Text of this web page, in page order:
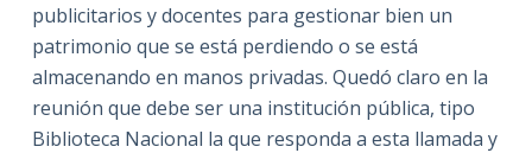
publicitarios y docentes para gestionar bien un
patrimonio que se está perdiendo o se está
almacenando en manos privadas. Quedó claro en la
reunión que debe ser una institución pública, tipo
Biblioteca Nacional la que responda a esta llamada y